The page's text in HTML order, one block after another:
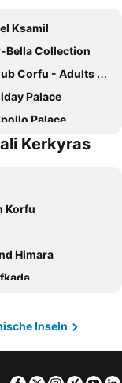
Ksamil
Bella Collection
Corfu - Adults Only
Palace
Palace
Seaside Apartments
& Spa by Louis Hotels
Hotel
Palace
Bay
& Spa by Smile Hotels
Kerkyras
Korfu
Himara
Meteora
Inseln